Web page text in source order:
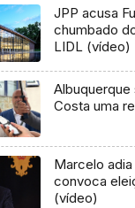
JPP acusa
chumbado
LIDL (vídeo)
Albuquerque
Costa uma
Marcelo
convoca
(vídeo)